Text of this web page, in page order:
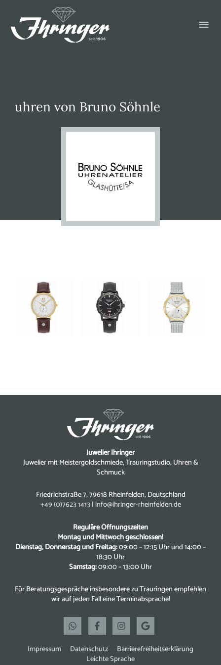
springen
uhren von Bruno Söhnle
Juwelier Ihringer
Juwelier mit Meistergoldschmiede, Trauringstudio, Uhren &
Schmuck
Friedrichstraße 7, 79618 Rheinfelden, Deutschland
+49 (0)7623 1413|info@ihringer-rheinfelden.de
Reguläre Öffnungszeiten
Montag und Mittwoch geschlossen!
Dienstag, Donnerstag und Freitag:09:00 – 12:15 Uhr und 14:00 –
18:30 Uhr
Samstag:09:00 – 13:00 Uhr
Für Beratungsgespräche insbesondere zu Trauringen empfehlen
wir auf jeden Fall eine Terminabsprache!
Impressum Datenschutz
Barrierefreiheitserklärung
Leichte Sprache